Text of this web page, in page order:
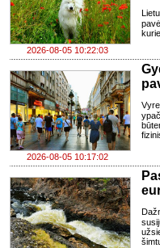
2026-08-05 10:22:03
2026-08-05 10:17:02